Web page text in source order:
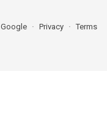
Google Privacy Terms